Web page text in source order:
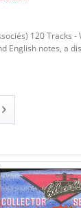
120 Tracks -
English notes, a